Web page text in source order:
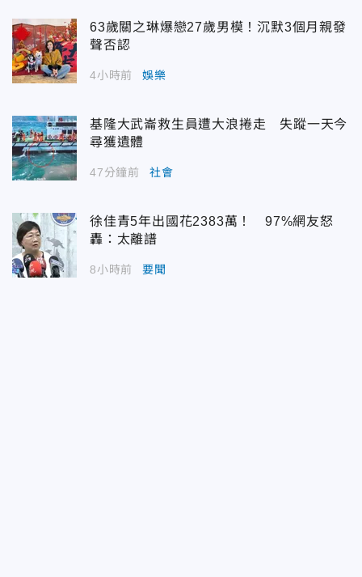
63歲關之琳爆戀27歲男模！沉默3個月親發
聲否認
4小時前 娛樂
基隆大武崙救生員遭大浪捲走 失蹤一天今
尋獲遺體
47分鐘前 社會
徐佳青5年出國花2383萬！ 97%網友怒
轟：太離譜
8小時前 要聞